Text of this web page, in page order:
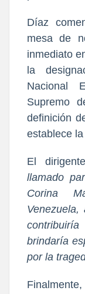
Díaz
mesa de
inmediato
la
Nacional
Supremo
definición
establece
El
llamado
Corina
brindaría
por la